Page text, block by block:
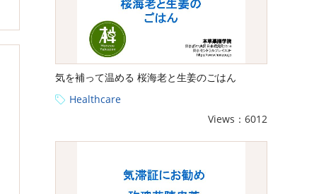
気を補って温める 桜海老と生姜のごはん
Healthcare
Views：6012